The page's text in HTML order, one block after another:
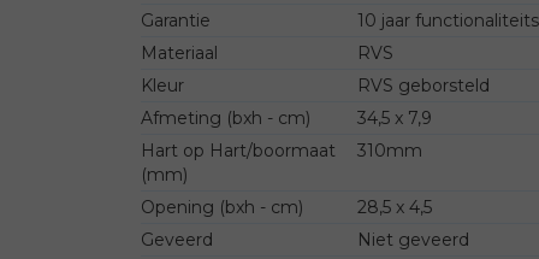
Garantie
10 jaar
Materiaal
RVS
Kleur
RVS geborsteld
Afmeting (bxh - cm)
34,5 x 7,9
Hart op Hart/boormaat
(mm)
310mm
Opening (bxh - cm)
28,5 x 4,5
Geveerd
Niet geveerd